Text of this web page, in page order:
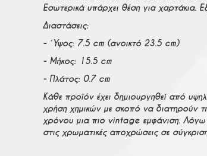
Εσωτερικά υπάρχει θέση για χαρτάκια.
Διαστάσεις:
- Ύψος: 7.5 cm (ανοικτό 23.5 cm)
- Μήκος: 15.5 cm
- Πλάτος: 0.7 cm
Κάθε προϊόν έχει δημιουργηθεί από
χρήση χημικών με σκοπό να διατηρούν
χρόνου μια πιο vintage εμφάνιση. Λόγω
στις χρωματικές αποχρώσεις σε